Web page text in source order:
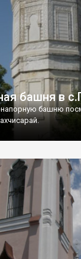
башня в
башню